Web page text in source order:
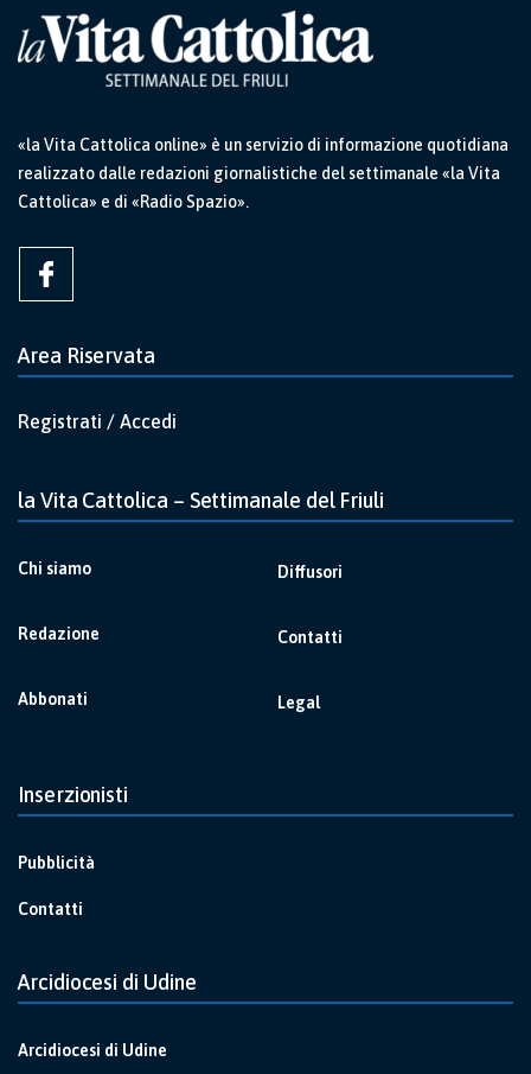
«la Vita Cattolica online» è un servizio di informazione quotidiana
realizzato dalle redazioni giornalistiche del settimanale «la Vita
Cattolica» e di «Radio Spazio».
Area Riservata
Registrati / Accedi
la Vita Cattolica – Settimanale del Friuli
Chi siamo
Redazione
Abbonati
Diffusori
Contatti
Legal
Inserzionisti
Pubblicità
Contatti
Arcidiocesi di Udine
Arcidiocesi di Udine